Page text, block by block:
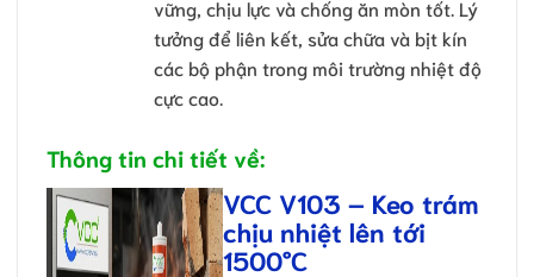
vững, chịu lực và chống ăn mòn tốt. Lý
tưởng để liên kết, sửa chữa và bịt kín
các bộ phận trong môi trường nhiệt độ
cực cao.
Thông tin chi tiết về:
VCC V103 – Keo trám
chịu nhiệt lên tới
1500°C